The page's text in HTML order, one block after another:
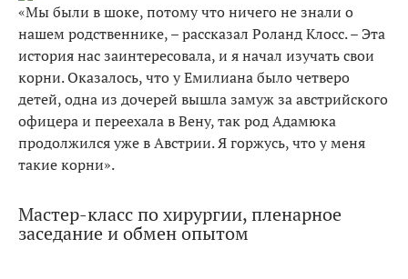
«Мы были в шоке, потому что ничего не знали о
нашем родственнике, – рассказал Роланд Клосс. – Эта
история нас заинтересовала, и я начал изучать свои
корни. Оказалось, что у Емилиана было четверо
детей, одна из дочерей вышла замуж за австрийского
офицера и переехала в Вену, так род Адамюка
продолжился уже в Австрии. Я горжусь, что у меня
такие корни».
Мастер-класс по хирургии, пленарное
заседание и обмен опытом